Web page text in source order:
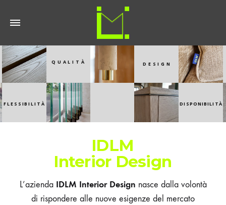
IDLM
Interior Design
QUALITÀ
FLESSIBILITÀ
DESIGN
DISPONIBILITÀ
L’azienda IDLM Interior Design nasce dalla volontà
di rispondere alle nuove esigenze del mercato